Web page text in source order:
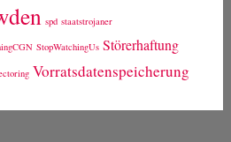
spd staatstrojaner
StopWatchingUs Störerhaftung
Vorratsdatenspeicherung